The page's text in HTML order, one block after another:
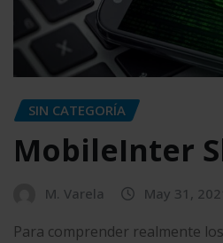
SIN CATEGORÍA
MobileInter
M. Varela May 31,
Para comprender realmente